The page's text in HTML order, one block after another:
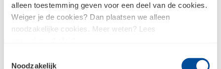
alleen toestemming geven voor een deel van de cookies.
Weiger je de cookies? Dan plaatsen we alleen
noodzakelijke cookies. Meer weten? Lees
Noodzakelijk